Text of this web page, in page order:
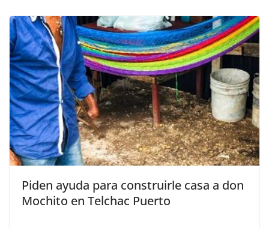
Piden ayuda para construirle casa a don
Mochito en Telchac Puerto